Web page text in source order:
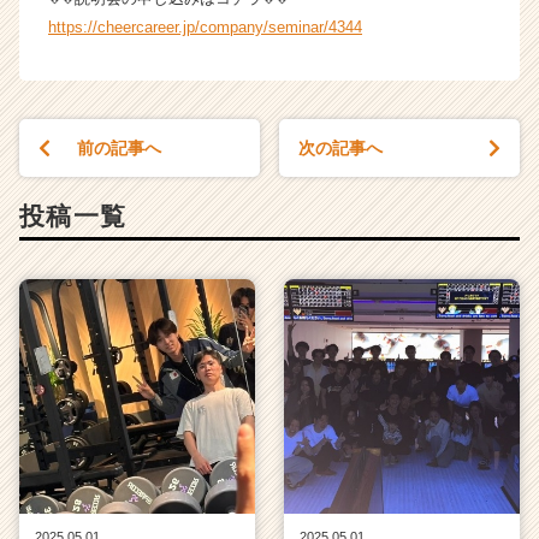
https://cheercareer.jp/company/seminar/4344
前の記事へ 次の記事へ
投稿一覧